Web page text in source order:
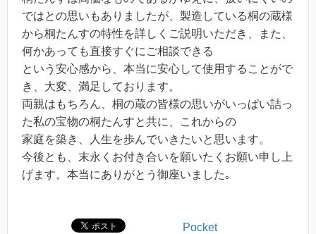
ではとの思いもありましたが、製造している桐の蔵様
から桐たんすの特性を詳しくご説明いただき、また、
何かあっても直接すぐにご相談できる
という安心感から、本当に安心して使用することがで
き、大変、満足しております。
両親はもちろん、桐の蔵の皆様の思いがいっぱい詰っ
た私の宝物の桐たんすと共に、これからの
家庭を築き、人生を歩んでいきたいと思います。
今後とも、末永くお付き合いを願いたくお願い申し上
げます。本当にありがとう御座いました｡
Pocket